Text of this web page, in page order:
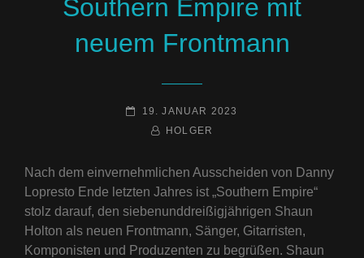
Southern Empire mit
neuem Frontmann
POSTED-
19. JANUAR 2023
BY
BYLINE
HOLGER
Nach dem einvernehmlichen Ausscheiden von Danny
Lopresto Ende letzten Jahres ist „Southern Empire“
stolz darauf, den siebenunddreißigjährigen Shaun
Holton als neuen Frontmann, Sänger, Gitarristen,
Komponisten und Produzenten zu begrüßen. Shaun